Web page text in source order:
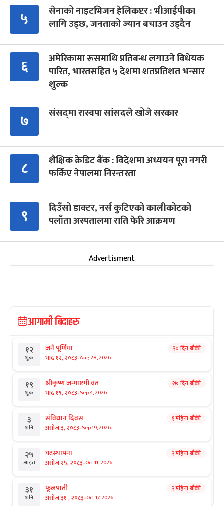
५
सेनाको नाइटभिजन हेलिकप्टर : भीआईपीका
लागि उड्छ, जनताको ज्यान बचाउन उड्दैन
६
अमेरिकामा रूसमाथि प्रतिबन्ध लगाउने विधेयक
पारित, भारतसहित ५ देशमा शतप्रतिशत भन्सार
शुल्क
७ संसद्‍मा रास्वपा सांसदले खोजे सरकार
८
शैक्षिक क्रेडिट बैंक : विदेशमा अध्ययन पूरा नगरी
फर्किए नेपालमा निरन्तरता
९
दिउँसो डाक्टर, नर्स कुटिएको कालीकोटको
पलाँता अस्पतालमा राति फेरि आक्रमण
Advertisment
आगामी बिदाहरु
१२
शुक्र
जनै पूर्णिमा
भाद्र १२, २०८३-Aug 28, 2026
२० दिन बाँकी
१९
शुक्र
श्रीकृष्ण जन्माष्टमी व्रत
भाद्र १९, २०८३-Sep 4, 2026
२७ दिन बाँकी
३
शनि
संविधान दिवस
असोज ३, २०८३-Sep 19, 2026
१ महिना बाँकी
२५
आइत
घटस्थापना
असोज २५, २०८३-Oct 11, 2026
२ महिना बाँकी
३१
शनि
फूलपाती
असोज ३१ , २०८३-Oct 17, 2026
२ महिना बाँकी